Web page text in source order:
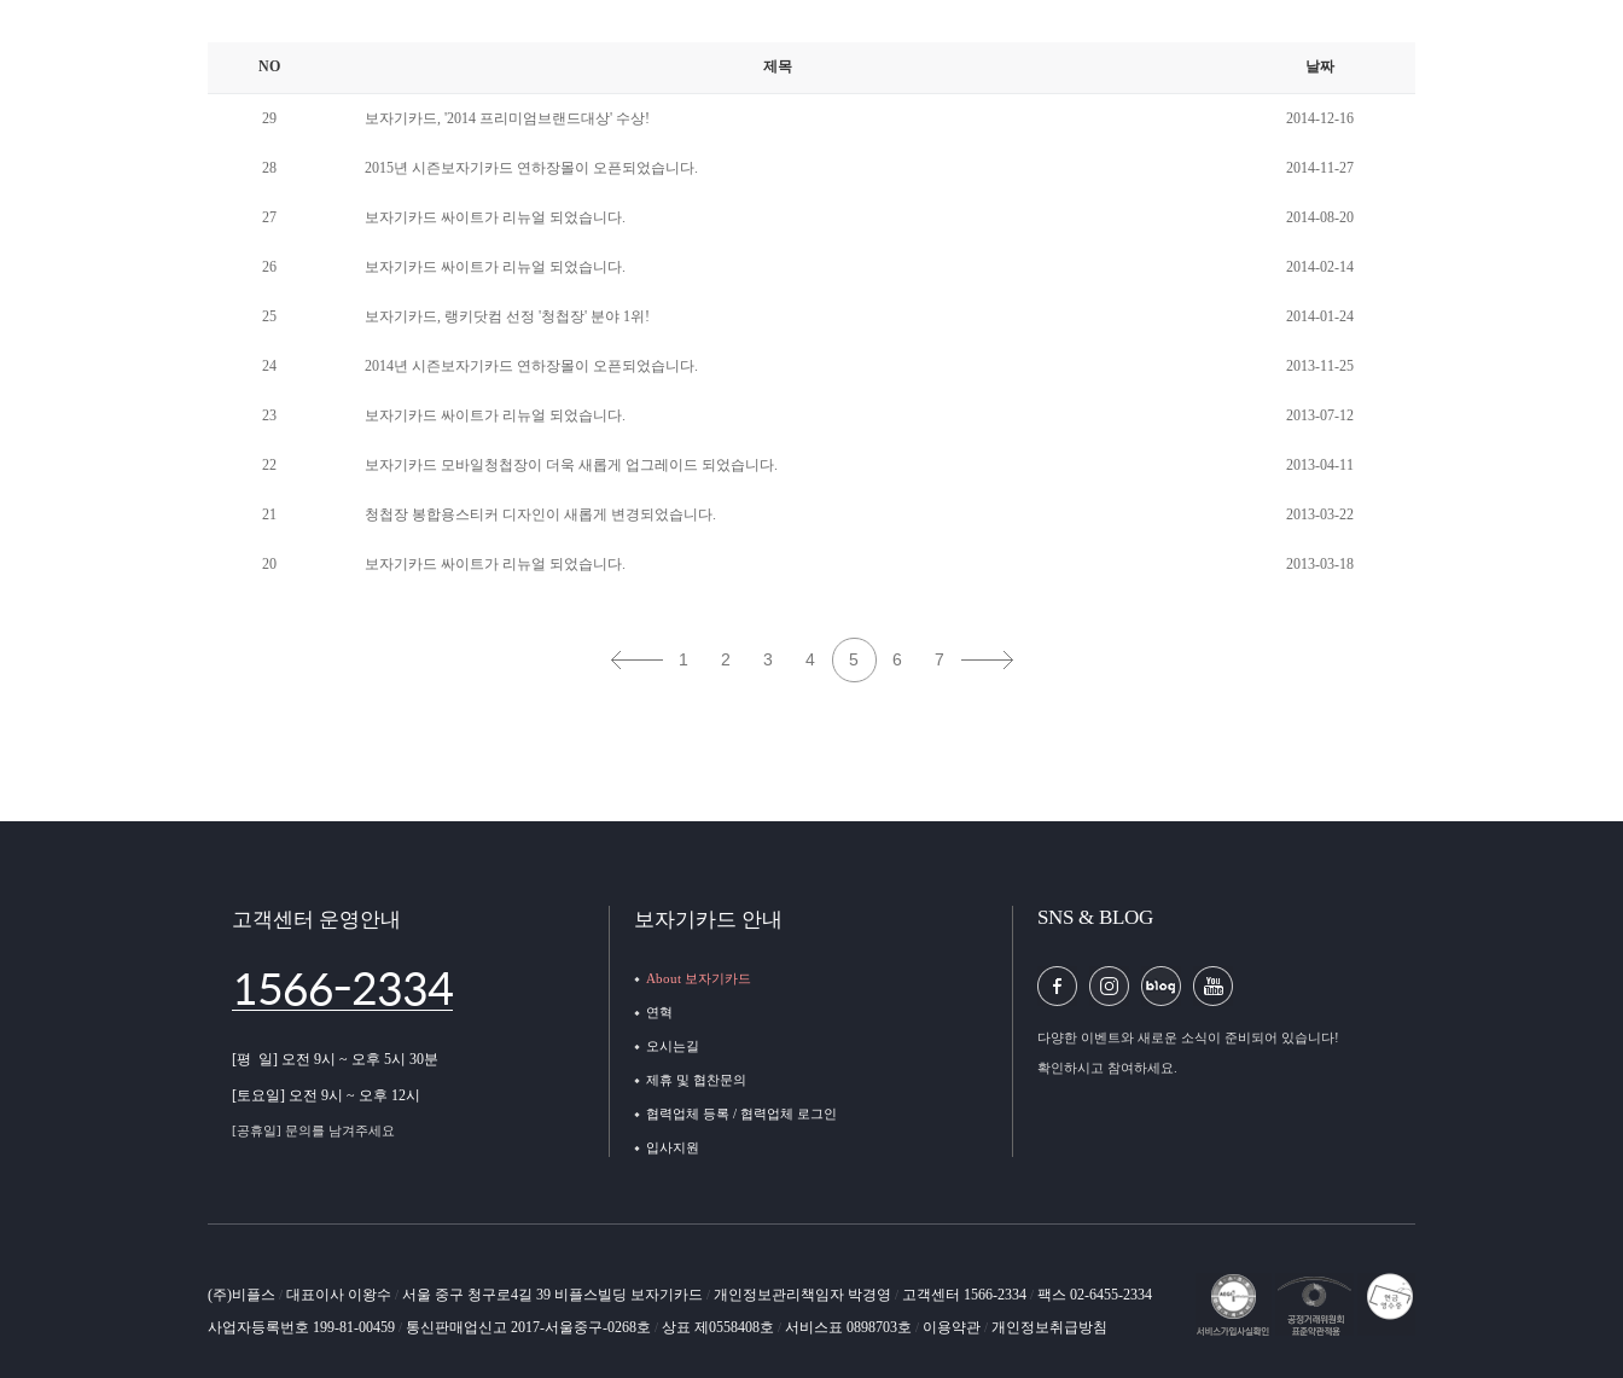
NO 제목 날짜
29 보자기카드, '2014 프리미엄브랜드대상' 수상! 2014-12-16
28 2015년 시즌보자기카드 연하장몰이 오픈되었습니다. 2014-11-27
27 보자기카드 싸이트가 리뉴얼 되었습니다. 2014-08-20
26 보자기카드 싸이트가 리뉴얼 되었습니다. 2014-02-14
25 보자기카드, 랭키닷컴 선정 '청첩장' 분야 1위! 2014-01-24
24 2014년 시즌보자기카드 연하장몰이 오픈되었습니다. 2013-11-25
23 보자기카드 싸이트가 리뉴얼 되었습니다. 2013-07-12
22 보자기카드 모바일청첩장이 더욱 새롭게 업그레이드 되었습니다. 2013-04-11
21 청첩장 봉합용스티커 디자인이 새롭게 변경되었습니다. 2013-03-22
20 보자기카드 싸이트가 리뉴얼 되었습니다. 2013-03-18
1 2 3 4 5 6 7
고객센터 운영안내
1566-2334
[평 일] 오전 9시 ~ 오후 5시 30분
[토요일] 오전 9시 ~ 오후 12시
[공휴일] 문의를 남겨주세요
보자기카드 안내
About 보자기카드
연혁
오시는길
제휴 및 협찬문의
협력업체 등록 / 협력업체 로그인
입사지원
SNS & BLOG
다양한 이벤트와 새로운 소식이 준비되어 있습니다!
확인하시고 참여하세요.
(주)비플스 / 대표이사 이왕수 / 서울 중구 청구로4길 39 비플스빌딩 보자기카드 / 개인정보관리책임자 박경영 / 고객센터 1566-2334 / 팩스 02-6455-2334
사업자등록번호 199-81-00459 / 통신판매업신고 2017-서울중구-0268호 / 상표 제0558408호 / 서비스표 0898703호 / 이용약관 / 개인정보취급방침